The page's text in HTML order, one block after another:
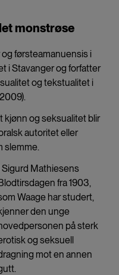
monstrøse
førsteamanuensis i
i Stavanger og forfatter
og tekstualitet i
kjønn og seksualitet blir
autoritet eller
slemme.
Sigurd Mathiesens
fra 1903,
Waage har studert,
den unge
på sterk
og seksuell
mot en annen